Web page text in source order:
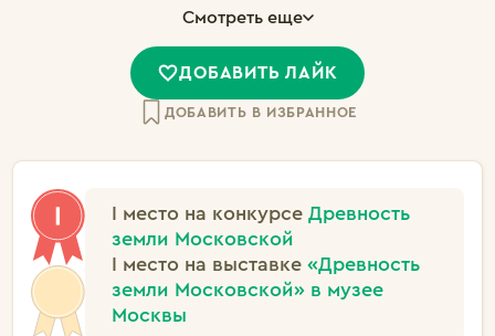
группа Тимофеев Артемий Геннадьевич — 6 лет,
5 лет , старшая группа Ромашов Даниэль Витальевич —
5 лет, старшая группа
Смотреть еще
ДОБАВИТЬ ЛАЙК
ДОБАВИТЬ В ИЗБРАННОЕ
I место на конкурсе Древность
земли Московской
I место на выставке «Древность
земли Московской» в музее
Москвы